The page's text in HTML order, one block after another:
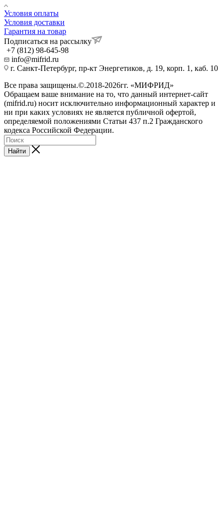
Условия оплаты
Условия доставки
Гарантия на товар
Подписаться на рассылку
+7 (812) 98-645-98
info@mifrid.ru
г. Санкт-Петербург, пр-кт Энергетиков, д. 19, корп. 1, каб. 10
Все права защищены.©.2018-2026гг. «МИФРИД»
Обращаем ваше внимание на то, что данный интернет-сайт
(mifrid.ru) носит исключительно информационный характер и
ни при каких условиях не является публичной офертой,
определяемой положениями Статьи 437 п.2 Гражданского
кодекса Российской Федерации.
Найти